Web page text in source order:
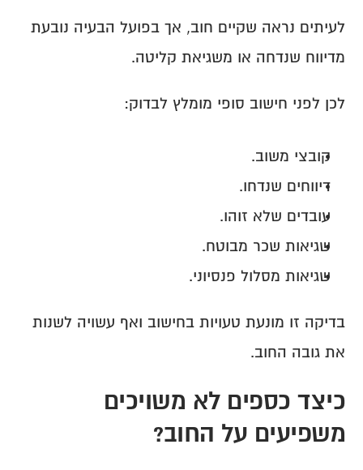
מדיווח שנדחה או משגיאת קליטה.
לכן לפני חישוב סופי מומלץ לבדוק:
קובצי משוב.
דיווחים שנדחו.
עובדים שלא זוהו.
שגיאות שכר מבוטח.
שגיאות מסלול פנסיוני.
את גובה החוב.
משפיעים על החוב?